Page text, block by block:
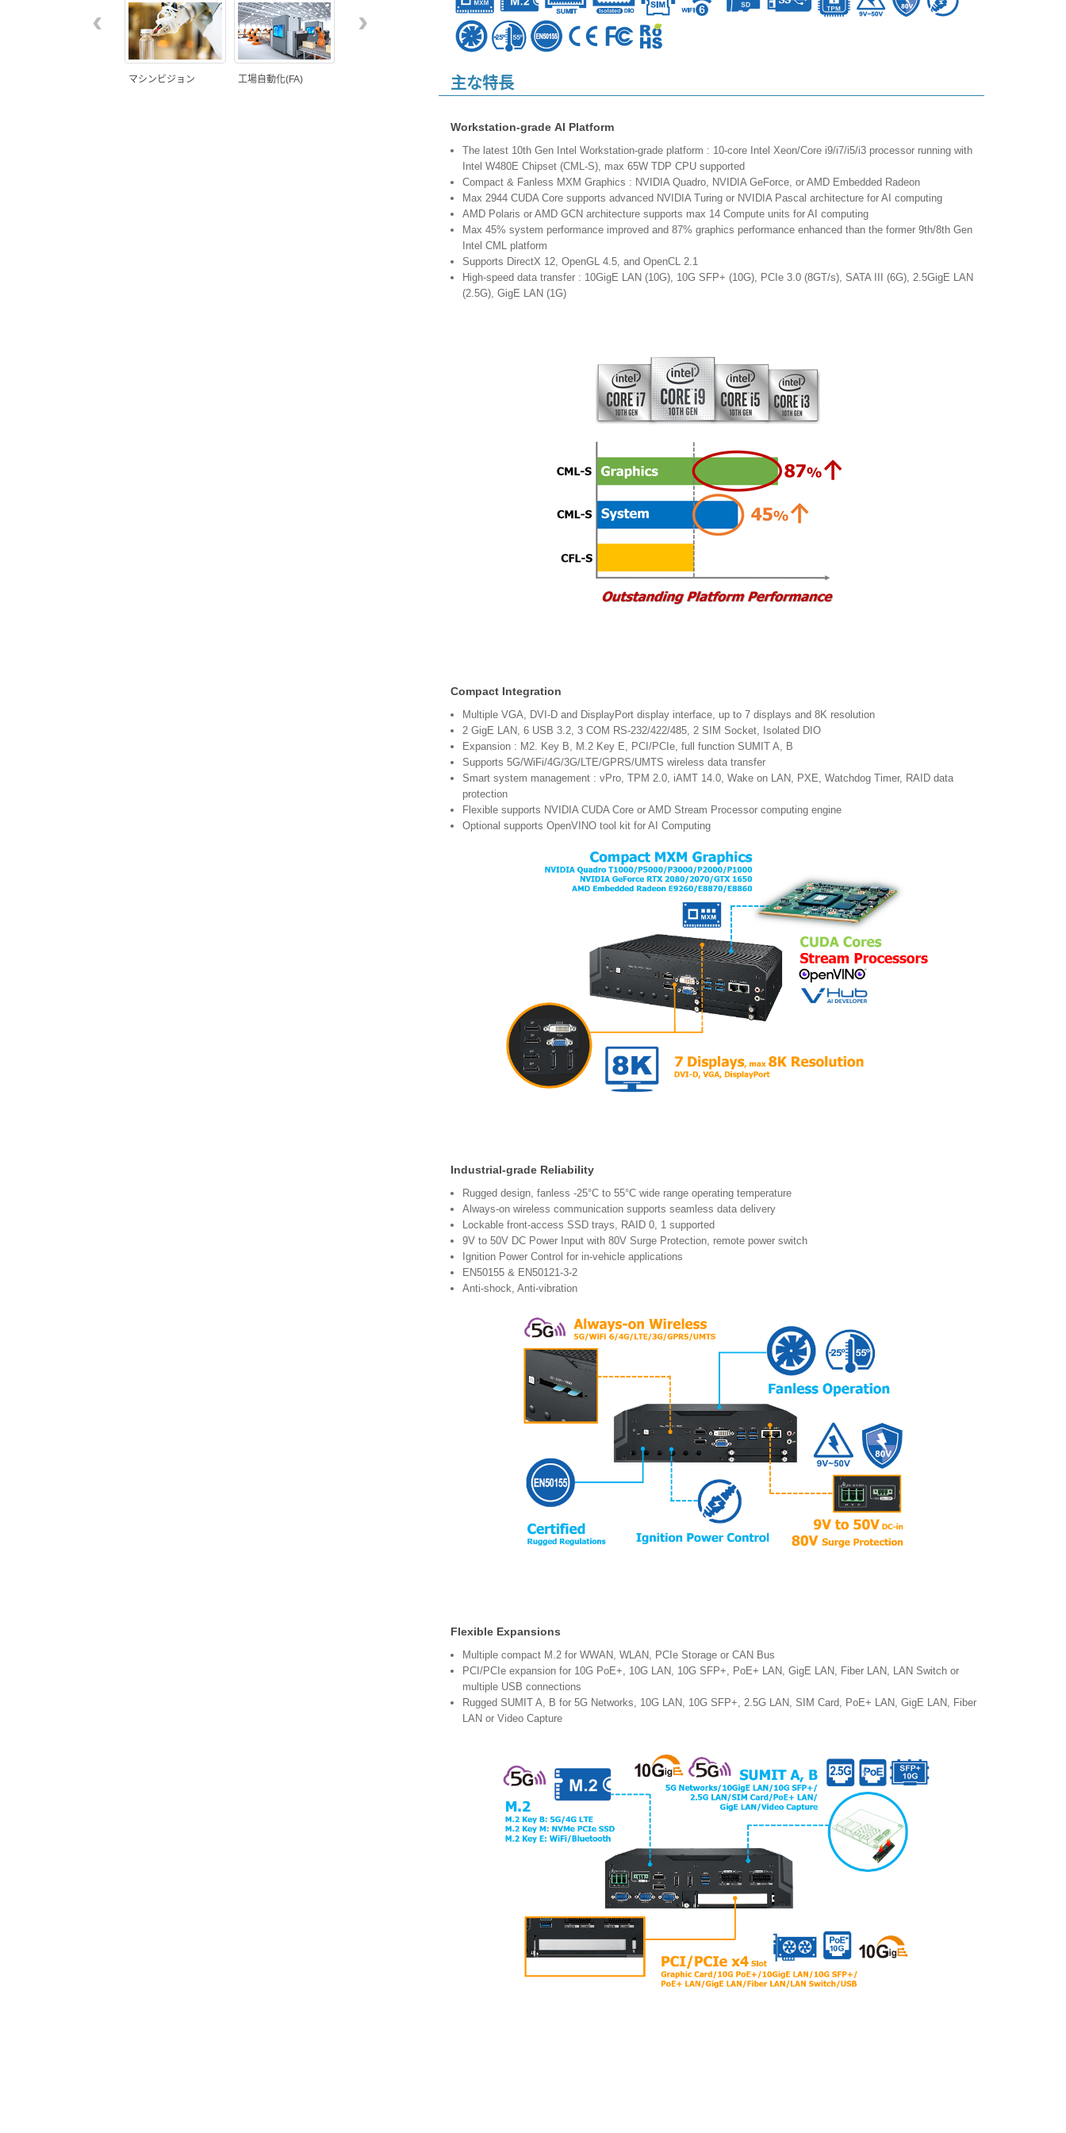
マシンビジョン 工場自動化(FA)
‹ ›
主な特長
Workstation-grade AI Platform
The latest 10th Gen Intel Workstation-grade platform : 10-core Intel Xeon/Core i9/i7/i5/i3 processor running with
Intel W480E Chipset (CML-S), max 65W TDP CPU supported
Compact & Fanless MXM Graphics : NVIDIA Quadro, NVIDIA GeForce, or AMD Embedded Radeon
Max 2944 CUDA Core supports advanced NVIDIA Turing or NVIDIA Pascal architecture for AI computing
AMD Polaris or AMD GCN architecture supports max 14 Compute units for AI computing
Max 45% system performance improved and 87% graphics performance enhanced than the former 9th/8th Gen
Intel CML platform
Supports DirectX 12, OpenGL 4.5, and OpenCL 2.1
High-speed data transfer : 10GigE LAN (10G), 10G SFP+ (10G), PCIe 3.0 (8GT/s), SATA III (6G), 2.5GigE LAN
(2.5G), GigE LAN (1G)
Compact Integration
Multiple VGA, DVI-D and DisplayPort display interface, up to 7 displays and 8K resolution
2 GigE LAN, 6 USB 3.2, 3 COM RS-232/422/485, 2 SIM Socket, Isolated DIO
Expansion : M2. Key B, M.2 Key E, PCI/PCIe, full function SUMIT A, B
Supports 5G/WiFi/4G/3G/LTE/GPRS/UMTS wireless data transfer
Smart system management : vPro, TPM 2.0, iAMT 14.0, Wake on LAN, PXE, Watchdog Timer, RAID data
protection
Flexible supports NVIDIA CUDA Core or AMD Stream Processor computing engine
Optional supports OpenVINO tool kit for AI Computing
Industrial-grade Reliability
Rugged design, fanless -25°C to 55°C wide range operating temperature
Always-on wireless communication supports seamless data delivery
Lockable front-access SSD trays, RAID 0, 1 supported
9V to 50V DC Power Input with 80V Surge Protection, remote power switch
Ignition Power Control for in-vehicle applications
EN50155 & EN50121-3-2
Anti-shock, Anti-vibration
Flexible Expansions
Multiple compact M.2 for WWAN, WLAN, PCIe Storage or CAN Bus
PCI/PCIe expansion for 10G PoE+, 10G LAN, 10G SFP+, PoE+ LAN, GigE LAN, Fiber LAN, LAN Switch or
multiple USB connections
Rugged SUMIT A, B for 5G Networks, 10G LAN, 10G SFP+, 2.5G LAN, SIM Card, PoE+ LAN, GigE LAN, Fiber
LAN or Video Capture